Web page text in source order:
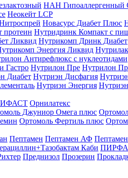
НАН Гипоаллергенный
Неокейт LCP
Новасурс Диабет Плюс
протеин Нутридринк Компакт с
Ликвид Нутрикомп Дринк Диабет
Энергия Ликвид
Антирефлюкс с нуклеотидами
Гастро Нутрилон Пре Нутрилон
Диабет Нутриэн Дисфагия
Нутриэн Энергия
Орнилатекс
Джуниор Омега плюс
Ортомоль Фертиль плюс
Пептамен Пептамен АФ
Каби
Преднизол Прозерин